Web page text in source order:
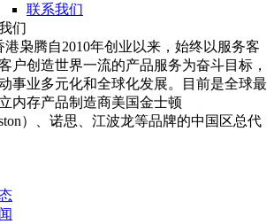
联系我们
腾自2010年创业以来，始终以服务客
户创造世界一流的产品服务为奋斗目标，
事业多元化和全球化发展。目前是全球最
内存产品制造商美国金士顿
）、诺思、江波龙等品牌的中国区总代